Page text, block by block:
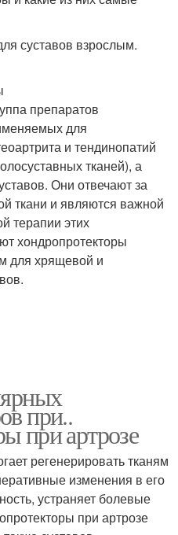
суставов взрослым.
препаратов
для
и тендинопатий
тканей), а
Они отвечают за
ткани и являются важной
терапии этих
хондропротекторы
для хрящевой и
при..
при артрозе
регенерировать тканям
изменения в его
устраняет болевые
при артрозе